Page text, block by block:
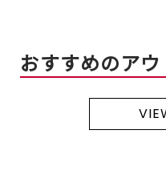
おすすめのア